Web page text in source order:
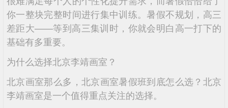
你一整块完整时间进行集中训练。暑假不规划，高三
差距大——等到高三集训时，你就会明白高一打下的
基础有多重要。
为什么选择北京李靖画室？
北京画室那么多，北京画室暑假班到底怎么选？北京
李靖画室是一个值得重点关注的选择。